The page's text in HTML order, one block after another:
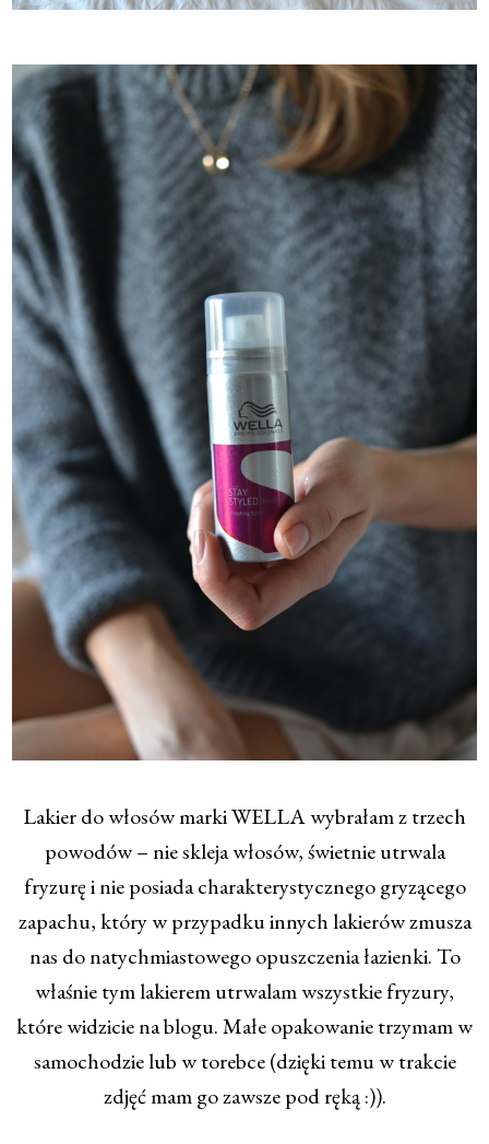
Lakier do włosów marki WELLA wybrałam z trzech
powodów – nie skleja włosów, świetnie utrwala
fryzurę i nie posiada charakterystycznego gryzącego
zapachu, który w przypadku innych lakierów zmusza
nas do natychmiastowego opuszczenia łazienki. To
właśnie tym lakierem utrwalam wszystkie fryzury,
które widzicie na blogu. Małe opakowanie trzymam w
samochodzie lub w torebce (dzięki temu w trakcie
zdjęć mam go zawsze pod ręką :)).